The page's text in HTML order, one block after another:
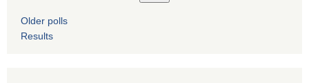
Older polls
Results